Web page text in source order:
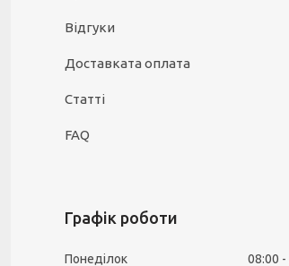
Відгуки
Доставката оплата
Статті
FAQ
Графік роботи
Понеділок 08:00